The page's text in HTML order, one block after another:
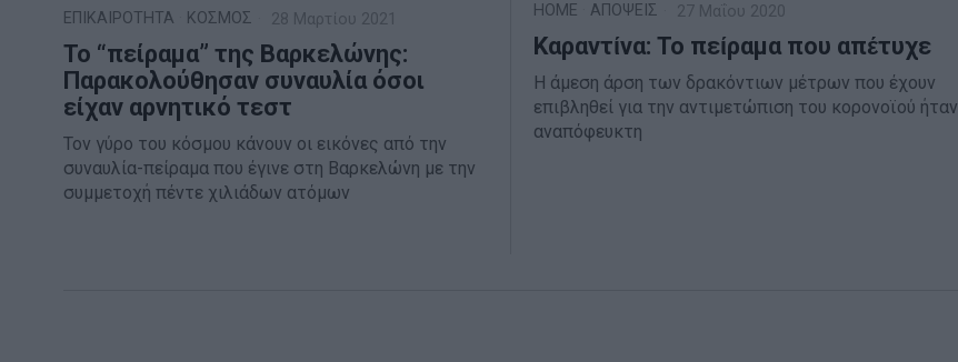
ΕΠΙΚΑΙΡΟΤΗΤΑ ΚΟΣΜΟΣ 28 Μαρτίου 2021
Το “πείραμα” της Βαρκελώνης:
Παρακολούθησαν συναυλία όσοι
είχαν αρνητικό τεστ
Τον γύρο του κόσμου κάνουν οι εικόνες από την
συναυλία-πείραμα που έγινε στη Βαρκελώνη με την
συμμετοχή πέντε χιλιάδων ατόμων
HOME ΑΠΟΨΕΙΣ 27 Μαΐου 2020
Καραντίνα: Το πείραμα που απέτυχε
H άμεση άρση των δρακόντιων μέτρων που έχουν
επιβληθεί για την αντιμετώπιση του κορονοϊού ήταν
αναπόφευκτη